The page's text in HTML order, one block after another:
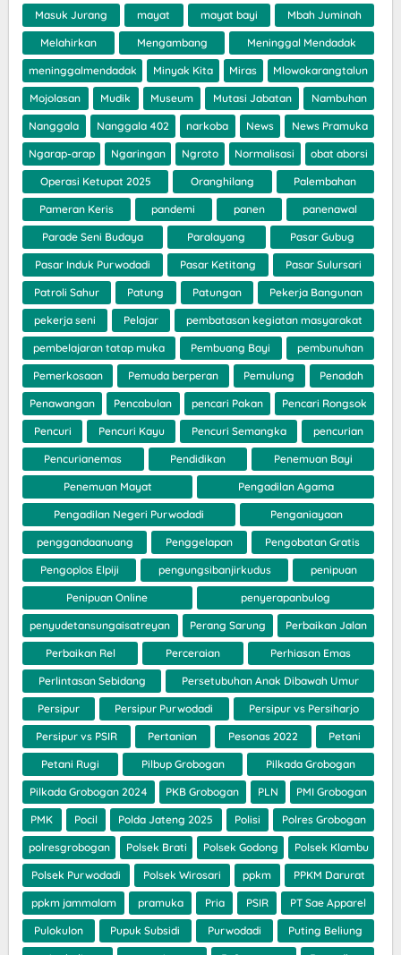
Masuk Jurang mayat mayat bayi Mbah Juminah
Melahirkan Mengambang Meninggal Mendadak
meninggalmendadak Minyak Kita Miras Mlowokarangtalun
Mojolasan Mudik Museum Mutasi Jabatan Nambuhan
Nanggala Nanggala 402 narkoba News News Pramuka
Ngarap-arap Ngaringan Ngroto Normalisasi obat aborsi
Operasi Ketupat 2025 Oranghilang Palembahan
Pameran Keris pandemi panen panenawal
Parade Seni Budaya Paralayang Pasar Gubug
Pasar Induk Purwodadi Pasar Ketitang Pasar Sulursari
Patroli Sahur Patung Patungan Pekerja Bangunan
pekerja seni Pelajar pembatasan kegiatan masyarakat
pembelajaran tatap muka Pembuang Bayi pembunuhan
Pemerkosaan Pemuda berperan Pemulung Penadah
Penawangan Pencabulan pencari Pakan Pencari Rongsok
Pencuri Pencuri Kayu Pencuri Semangka pencurian
Pencurianemas Pendidikan Penemuan Bayi
Penemuan Mayat Pengadilan Agama
Pengadilan Negeri Purwodadi Penganiayaan
penggandaanuang Penggelapan Pengobatan Gratis
Pengoplos Elpiji pengungsibanjirkudus penipuan
Penipuan Online penyerapanbulog
penyudetansungaisatreyan Perang Sarung Perbaikan Jalan
Perbaikan Rel Perceraian Perhiasan Emas
Perlintasan Sebidang Persetubuhan Anak Dibawah Umur
Persipur Persipur Purwodadi Persipur vs Persiharjo
Persipur vs PSIR Pertanian Pesonas 2022 Petani
Petani Rugi Pilbup Grobogan Pilkada Grobogan
Pilkada Grobogan 2024 PKB Grobogan PLN PMI Grobogan
PMK Pocil Polda Jateng 2025 Polisi Polres Grobogan
polresgrobogan Polsek Brati Polsek Godong Polsek Klambu
Polsek Purwodadi Polsek Wirosari ppkm PPKM Darurat
ppkm jammalam pramuka Pria PSIR PT Sae Apparel
Pulokulon Pupuk Subsidi Purwodadi Puting Beliung